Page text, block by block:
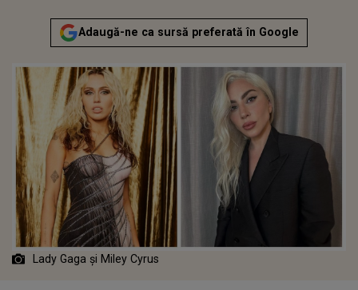
Adaugă-ne ca sursă preferată în Google
Lady Gaga și Miley Cyrus